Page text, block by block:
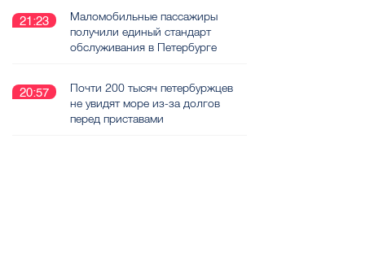
21:23
Маломобильные пассажиры
получили единый стандарт
обслуживания в Петербурге
20:57
Почти 200 тысяч петербуржцев
не увидят море из-за долгов
перед приставами